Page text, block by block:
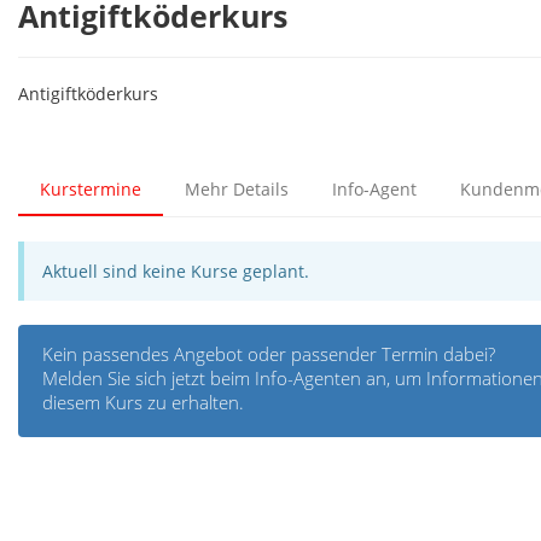
Antigiftköderkurs
Antigiftköderkurs
Kurstermine Mehr Details Info-Agent
Aktuell sind keine Kurse geplant.
Kein passendes Angebot oder passender Termin dabei?
Melden Sie sich jetzt beim Info-Agenten an, um
diesem Kurs zu erhalten.